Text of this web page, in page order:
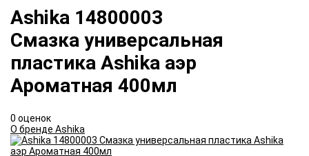
Ashika 14800003
Смазка универсальная
пластика Ashika аэр
Ароматная 400мл
0 оценок
О бренде Ashika